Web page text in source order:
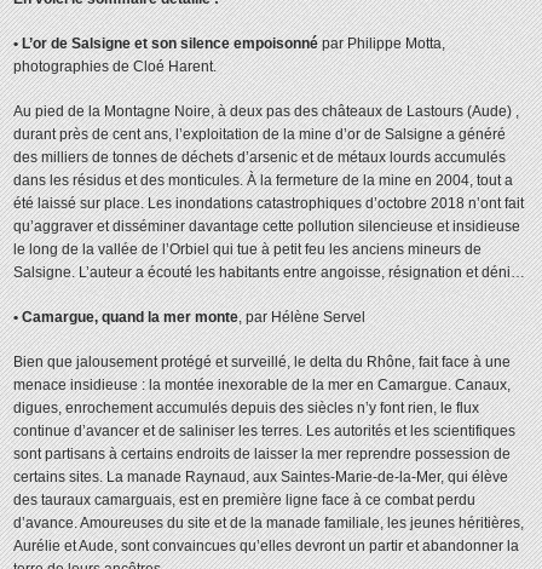
• L’or de Salsigne et son silence empoisonnépar Philippe Motta,
photographies de Cloé Harent.
Au pied de la Montagne Noire, à deux pas des châteaux de Lastours (Aude) ,
durant près de cent ans, l’exploitation de la mine d’or de Salsigne a généré
des milliers de tonnes de déchets d’arsenic et de métaux lourds accumulés
dans les résidus et des monticules. À la fermeture de la mine en 2004, tout a
été laissé sur place. Les inondations catastrophiques d’octobre 2018 n’ont fait
qu’aggraver et disséminer davantage cette pollution silencieuse et insidieuse
le long de la vallée de l’Orbiel qui tue à petit feu les anciens mineurs de
Salsigne. L’auteur a écouté les habitants entre angoisse, résignation et déni…
• Camargue, quand la mer monte, par Hélène Servel
Bien que jalousement protégé et surveillé, le delta du Rhône, fait face à une
menace insidieuse : la montée inexorable de la mer en Camargue. Canaux,
digues, enrochement accumulés depuis des siècles n’y font rien, le flux
continue d’avancer et de saliniser les terres. Les autorités et les scientifiques
sont partisans à certains endroits de laisser la mer reprendre possession de
certains sites. La manade Raynaud, aux Saintes-Marie-de-la-Mer, qui élève
des tauraux camarguais, est en première ligne face à ce combat perdu
d’avance. Amoureuses du site et de la manade familiale, les jeunes héritières,
Aurélie et Aude, sont convaincues qu’elles devront un partir et abandonner la